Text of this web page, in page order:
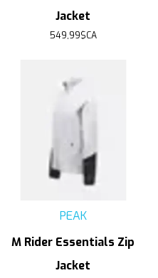
Jacket
549,99$CA
PEAK
M Rider Essentials Zip
Jacket